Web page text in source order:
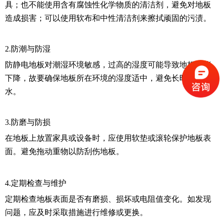
具；也不能使用含有腐蚀性化学物质的清洁剂，避免对地板
造成损害；可以使用软布和中性清洁剂来擦拭顽固的污渍。
2.防潮与防湿
防静电地板对潮湿环境敏感，过高的湿度可能导致地板性能
下降，故要确保地板所在环境的湿度适中，避免长时间积
水。
3.防磨与防损
在地板上放置家具或设备时，应使用软垫或滚轮保护地板表
面。避免拖动重物以防刮伤地板。
4.定期检查与维护
定期检查地板表面是否有磨损、损坏或电阻值变化。如发现
问题，应及时采取措施进行维修或更换。